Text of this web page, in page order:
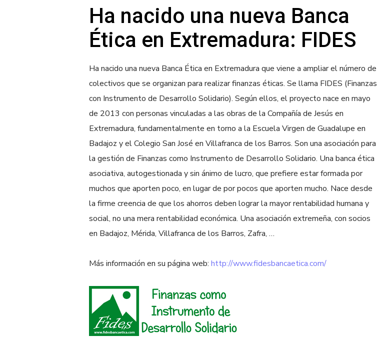
Ha nacido una nueva Banca
Ética en Extremadura: FIDES
Ha nacido una nueva Banca Ética en Extremadura que viene a ampliar el número de
colectivos que se organizan para realizar finanzas éticas. Se llama FIDES (Finanzas
con Instrumento de Desarrollo Solidario). Según ellos, el proyecto nace en mayo
de 2013 con personas vinculadas a las obras de la Compañía de Jesús en
Extremadura, fundamentalmente en torno a la Escuela Virgen de Guadalupe en
Badajoz y el Colegio San José en Villafranca de los Barros. Son una asociación para
la gestión de Finanzas como Instrumento de Desarrollo Solidario. Una banca ética
asociativa, autogestionada y sin ánimo de lucro, que prefiere estar formada por
muchos que aporten poco, en lugar de por pocos que aporten mucho. Nace desde
la firme creencia de que los ahorros deben lograr la mayor rentabilidad humana y
social, no una mera rentabilidad económica. Una asociación extremeña, con socios
en Badajoz, Mérida, Villafranca de los Barros, Zafra, …
Más información en su página web:http://www.fidesbancaetica.com/